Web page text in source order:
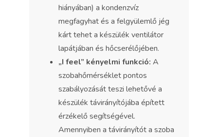
hiányában) a kondenzvíz
megfagyhat és a felgyülemlő jég
kárt tehet a készülék ventilátor
lapátjában és hőcserélőjében.
„I feel” kényelmi funkció: A
szobahőmérséklet pontos
szabályozását teszi lehetővé a
készülék távirányítójába épített
érzékelő segítségével.
Amennyiben a távirányítót a szoba